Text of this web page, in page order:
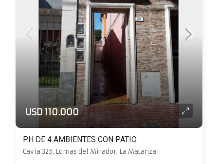
USD 110.000
PH DE 4 AMBIENTES CON PATIO
Cavia 325, Lomas del Mirador, La Matanza